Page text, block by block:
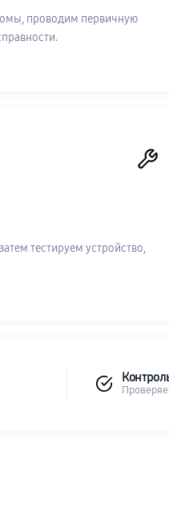
проводим первичную
тестируем устройство,